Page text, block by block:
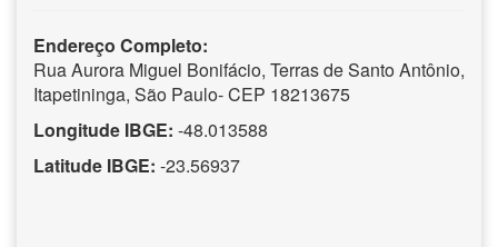
Endereço Completo:
Rua Aurora Miguel Bonifácio, Terras de Santo Antônio,
Itapetininga, São Paulo- CEP 18213675
Longitude IBGE: -48.013588
Latitude IBGE: -23.56937